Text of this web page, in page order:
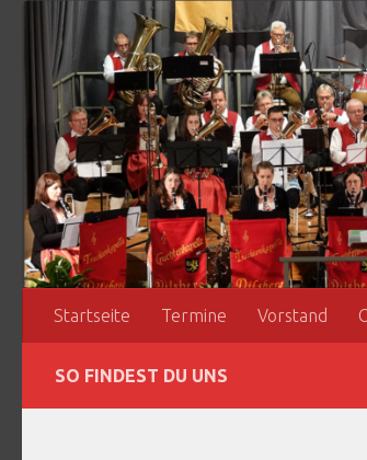
Zum Inhalt springen
Startseite Termine Vorstand
SO FINDEST DU UNS